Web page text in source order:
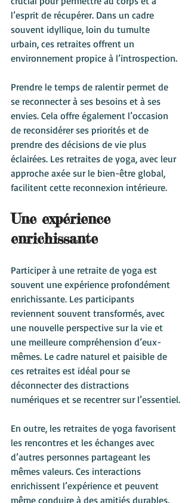
l’esprit de récupérer. Dans un cadre
souvent idyllique, loin du tumulte
urbain, ces retraites offrent un
environnement propice à l’introspection.
Prendre le temps de ralentir permet de
se reconnecter à ses besoins et à ses
envies. Cela offre également l’occasion
de reconsidérer ses priorités et de
prendre des décisions de vie plus
éclairées. Les retraites de yoga, avec leur
approche axée sur le bien-être global,
facilitent cette reconnexion intérieure.
Une expérience
enrichissante
Participer à une retraite de yoga est
souvent une expérience profondément
enrichissante. Les participants
reviennent souvent transformés, avec
une nouvelle perspective sur la vie et
une meilleure compréhension d’eux-
mêmes. Le cadre naturel et paisible de
ces retraites est idéal pour se
déconnecter des distractions
numériques et se recentrer sur l’essentiel.
En outre, les retraites de yoga favorisent
les rencontres et les échanges avec
d’autres personnes partageant les
mêmes valeurs. Ces interactions
enrichissent l’expérience et peuvent
même conduire à des amitiés durables.